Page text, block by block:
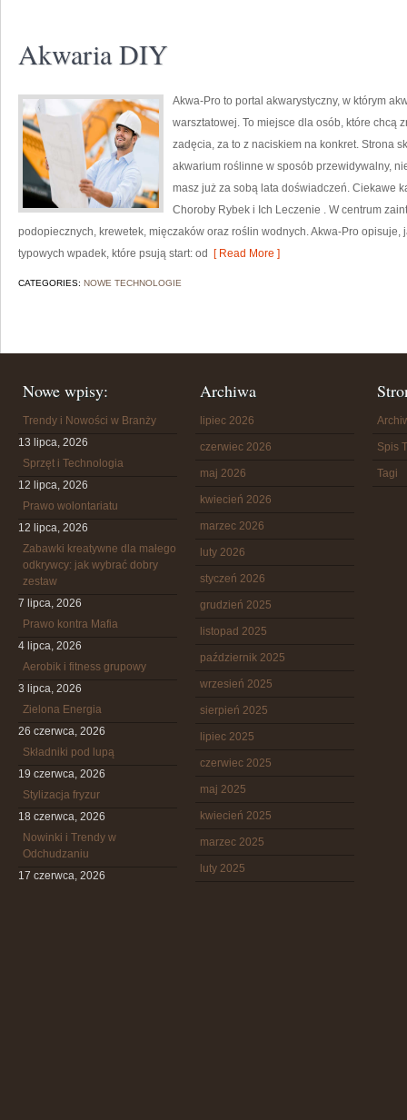
Akwaria DIY
Akwa-Pro to portal akwarystyczny, w którym
warsztatowej. To miejsce dla osób, które chcą
zadęcia, za to z naciskiem na konkret. Strona
akwarium roślinne w sposób przewidywalny,
masz już za sobą lata doświadczeń. Ciekawe
Choroby Rybek i Ich Leczenie . W centrum
podopiecznych, krewetek, mięczaków oraz roślin wodnych. Akwa-Pro opisuje,
typowych wpadek, które psują start: od
[ Read More ]
CATEGORIES: NOWE TECHNOLOGIE
Nowe wpisy:
Trendy i Nowości w Branży
13 lipca, 2026
Sprzęt i Technologia
12 lipca, 2026
Prawo wolontariatu
12 lipca, 2026
Zabawki kreatywne dla małego
odkrywcy: jak wybrać dobry
zestaw
7 lipca, 2026
Prawo kontra Mafia
4 lipca, 2026
Aerobik i fitness grupowy
3 lipca, 2026
Zielona Energia
26 czerwca, 2026
Składniki pod lupą
19 czerwca, 2026
Stylizacja fryzur
18 czerwca, 2026
Nowinki i Trendy w
Odchudzaniu
17 czerwca, 2026
Archiwa
lipiec 2026
czerwiec 2026
maj 2026
kwiecień 2026
marzec 2026
luty 2026
styczeń 2026
grudzień 2025
listopad 2025
październik 2025
wrzesień 2025
sierpień 2025
lipiec 2025
czerwiec 2025
maj 2025
kwiecień 2025
marzec 2025
luty 2025
Spis
Tagi